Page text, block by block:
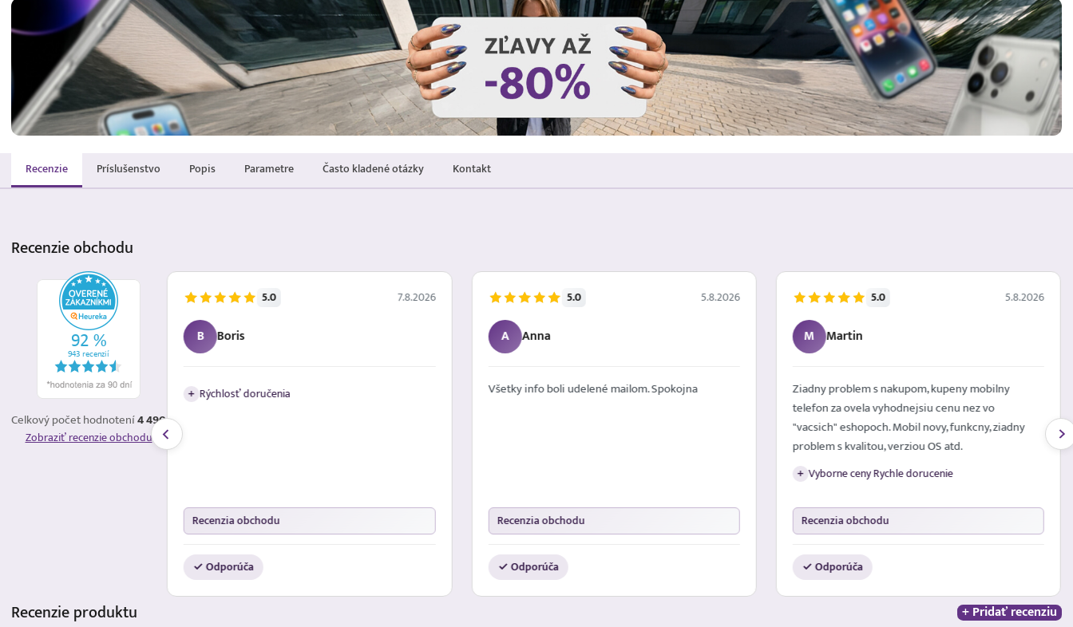
Recenzie Príslušenstvo Popis Parametre Často kladené otázky Kontakt
Recenzieobchodu
Celkový počet hodnotení4 490
Zobraziť recenzie obchodu
8.8.2026
a dobrá
5.0 7.8.2026
B Boris
+ Rýchlosť doručenia
Recenzia obchodu
✓ Odporúča
5.0 5.8.2026
A Anna
Všetky info boli udelené mailom. Spokojna
Recenzia obchodu
✓ Odporúča
5.0 5.8.2026
M Martin
Ziadny problem s nakupom, kupeny mobilny
telefon za ovela vyhodnejsiu cenu nez vo
"vacsich" eshopoch. Mobil novy, funkcny, ziadny
problem s kvalitou, verziou OS atd.
+ Vyborne ceny Rychle dorucenie
Recenzia obchodu
✓ Odporúča
Recenzieproduktu
+ Pridať recenziu